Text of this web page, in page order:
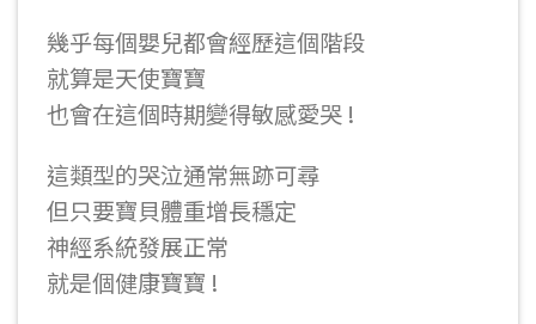
幾乎每個嬰兒都會經歷這個階段
就算是天使寶寶
也會在這個時期變得敏感愛哭 !
這類型的哭泣通常無跡可尋
但只要寶貝體重增長穩定
神經系統發展正常
就是個健康寶寶 !